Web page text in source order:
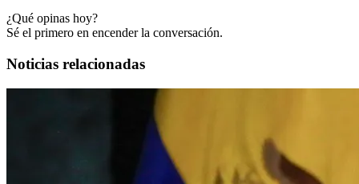
¿Qué opinas hoy?
Sé el primero en encender la conversación.
Noticias relacionadas